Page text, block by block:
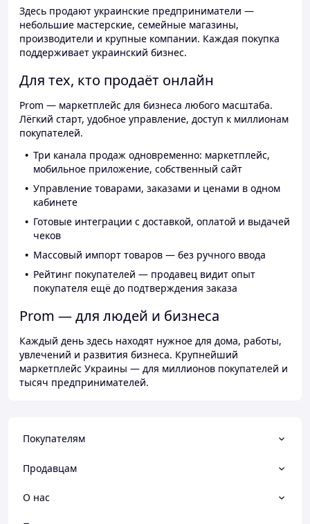
Здесь продают украинские предприниматели —
небольшие мастерские, семейные магазины,
производители и крупные компании. Каждая покупка
поддерживает украинский бизнес.
Для тех, кто продаёт онлайн
Prom — маркетплейс для бизнеса любого масштаба.
Лёгкий старт, удобное управление, доступ к миллионам
покупателей.
Три канала продаж одновременно: маркетплейс,
мобильное приложение, собственный сайт
Управление товарами, заказами и ценами в одном
кабинете
Готовые интеграции с доставкой, оплатой и выдачей
чеков
Массовый импорт товаров — без ручного ввода
Рейтинг покупателей — продавец видит опыт
покупателя ещё до подтверждения заказа
Prom — для людей и бизнеса
Каждый день здесь находят нужное для дома, работы,
увлечений и развития бизнеса. Крупнейший
маркетплейс Украины — для миллионов покупателей и
тысяч предпринимателей.
Покупателям
Продавцам
О нас